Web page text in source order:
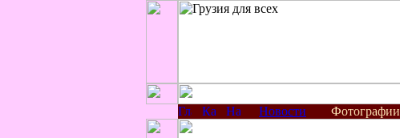
Новости Фотографии